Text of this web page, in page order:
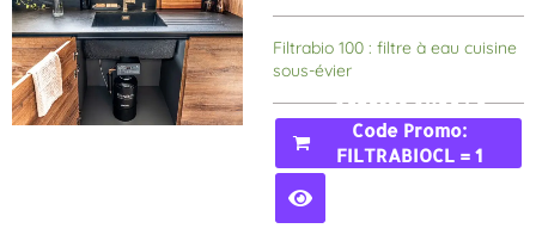
Filtrabio 100 : filtre à eau cuisine
sous-évier
Acheter Avec Le
Code Promo:
FILTRABIOCL = 1